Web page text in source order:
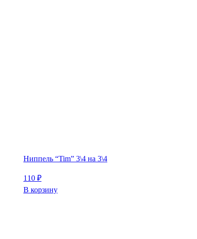
Ниппель “Tim” 3\4 на 3\4
110 ₽
В корзину